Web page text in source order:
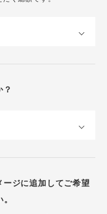
ジに追加してご希望